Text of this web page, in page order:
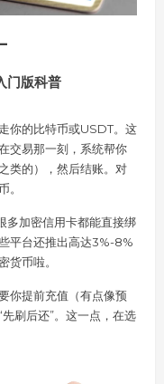
门版科普
你的比特币或USDT。这
交易那一刻，系统帮你
类的），然后结账。对
。
多加密信用卡都能直接绑
平台还推出高达3%-8%
币啦。
你提前充值（有点像预
刷后还”。这一点，在选